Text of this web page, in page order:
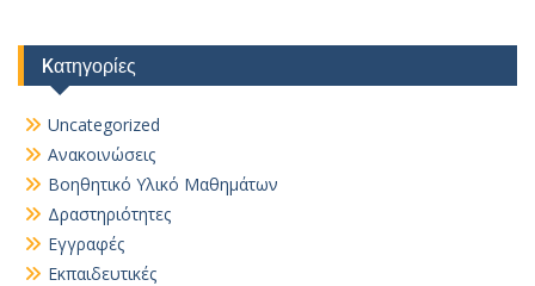
Kατηγορίες
Uncategorized
Ανακοινώσεις
Βοηθητικό Yλικό Mαθημάτων
Δραστηριότητες
Εγγραφές
Εκπαιδευτικές